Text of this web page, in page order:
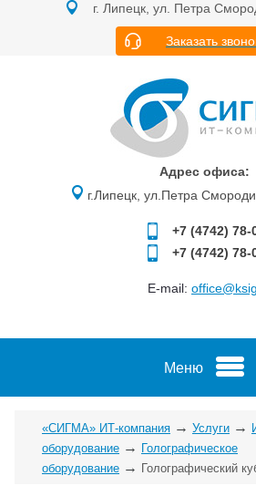
г. Липецк, ул. Петра
Заказать
Адрес офиса:
г.Липецк, ул.Петра
+7 (4742) 78-
+7 (4742) 78-
E-mail:
Меню
«СИГМА» ИТ-компания → Услуги →
оборудование → Голографическое
оборудование → Голографический